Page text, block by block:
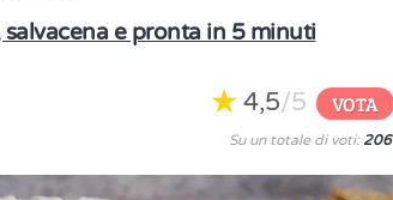
e pronta in 5 minuti
4,5/5 VOTA
Su un totale di voti: 206